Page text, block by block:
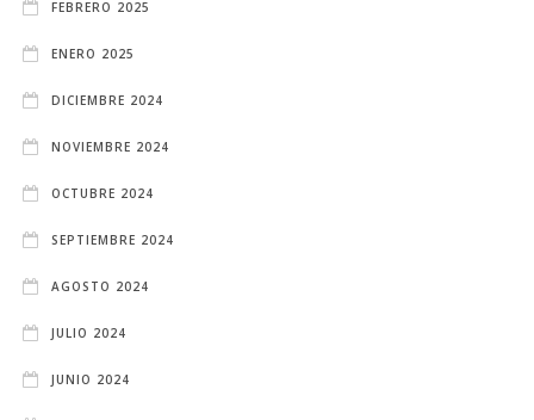
FEBRERO 2025
ENERO 2025
DICIEMBRE 2024
NOVIEMBRE 2024
OCTUBRE 2024
SEPTIEMBRE 2024
AGOSTO 2024
JULIO 2024
JUNIO 2024